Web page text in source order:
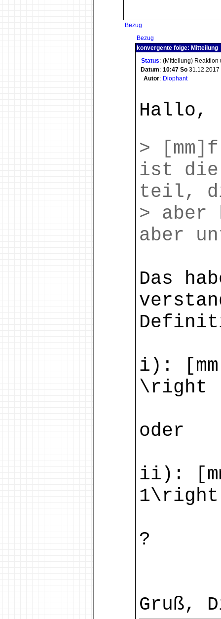
Bezug
Bezug
konvergente folge: Mitteilung
Status: (Mitteilung)
Datum: 10:47 So 31.12.2017
Autor: Diophant
Hallo,
>
ist die
teil,
> aber
aber
Das
i):
\right
oder
ii):
?
Gruß,